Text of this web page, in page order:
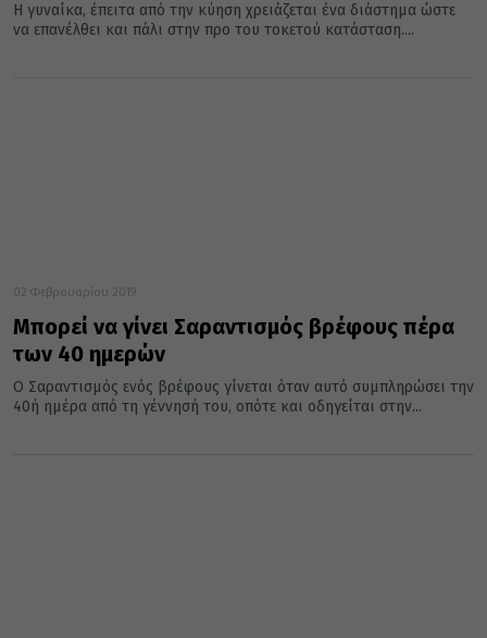
Η γυναίκα, έπειτα από την κύηση χρειάζεται ένα διάστημα ώστε
να επανέλθει και πάλι στην προ του τοκετού κατάσταση....
02 Φεβρουαρίου 2019
Μπορεί να γίνει Σαραντισμός βρέφους πέρα
των 40 ημερών
Ο Σαραντισμός ενός βρέφους γίνεται όταν αυτό συμπληρώσει την
40ή ημέρα από τη γέννησή του, οπότε και οδηγείται στην...